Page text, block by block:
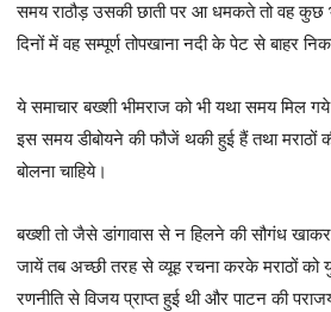
समय राठौड़ उसकी छाती पर आ धमकते तो वह कुछ
दिनों में वह सम्पूर्ण तोपखाना नदी के पेट से बाहर
ये समाचार बख्शी भीमराज को भी यथा समय मिल
इस समय डीबोयने की फौजें थकी हुई हैं तथा मराठों
बोलना चाहिये।
बख्शी तो जैसे डांगावास से न हिलने की सौगंध
जायें तब अच्छी तरह से व्यूह रचना करके मराठों को
रणनीति से विजय प्राप्त हुई थी और पाटन की